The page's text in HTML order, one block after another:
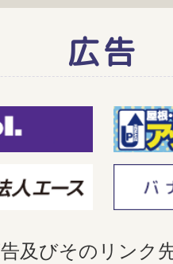
広告
及びそのリンク